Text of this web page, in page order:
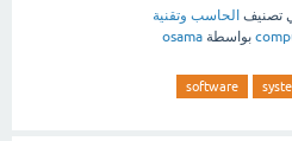
تصنيف الحاسب وتقنية
بواسطة osama
software